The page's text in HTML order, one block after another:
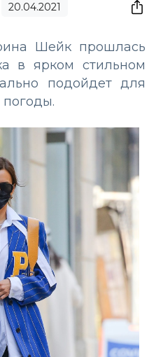
20.04.2021
Шейк прошлась
в ярком стильном
подойдет для